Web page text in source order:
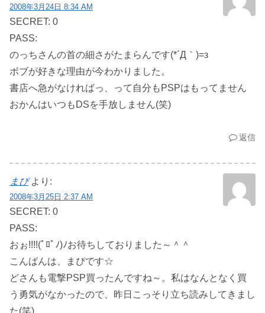
2008年3月24日 8:34 AM
SECRET: 0
PASS:
のっちさんの首の細さがたまらんです(*´Д｀)=з
ボブが好きな理由が今わかりました。
書店へ急がなければっ、って自分もPSPはもってません
おかんはいつもDSを手放しません(笑)
返信
まぴ より:
2008年3月25日 2:37 AM
SECRET: 0
PASS:
おぉ!!!!(ﾟﾛﾟﾉ)ﾉお待ちしておりました～＾＾
こんばんは、まぴです☆
どさんも電撃PSP買ったんですね～。私はなんとなく買
う勇気がなかったので、昨日こっそり立ち読みしてきまし
た(笑)